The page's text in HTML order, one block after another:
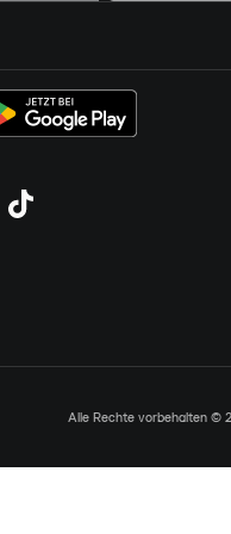
Alle Rechte vorbehalten ©